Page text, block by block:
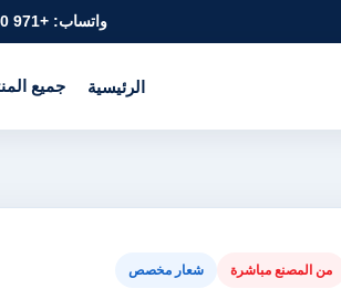
واتساب: +971 50 599 2087
الرئيسية جميع
من المصنع مباشرة شعار مخصص